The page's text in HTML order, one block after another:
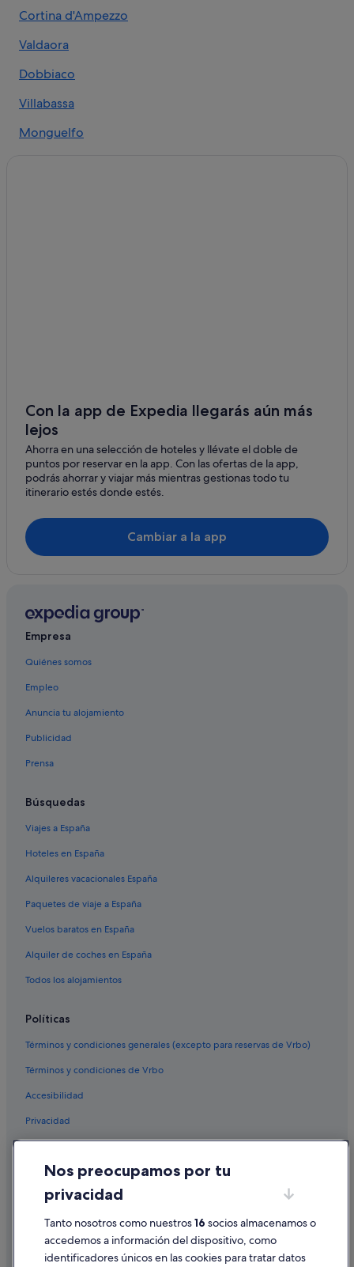
Cabañas en San Candido
Carbonin hoteles
Perca hoteles
Villabassa hoteles
Residences en San Candido
Hoteles con spa en Braies
Hoteles con spa en San Candido
Monguelfo hoteles
Rasun di Sopra hoteles
Casas privadas de vacaciones en San Candido
Rasun Anterselva hoteles
Hoteles con bar en San Candido
Cortina d'Ampezzo
Valdaora
Dobbiaco
Villabassa
Monguelfo
Con la app de Expedia llegarás aún más
lejos
Ahorra en una selección de hoteles y llévate el doble de
puntos por reservar en la app. Con las ofertas de la app,
podrás ahorrar y viajar más mientras gestionas todo tu
itinerario estés donde estés.
Cambiar a la app
Empresa
Quiénes somos
Empleo
Anuncia tu alojamiento
Publicidad
Prensa
Búsquedas
Viajes a España
Hoteles en España
Alquileres vacacionales España
Paquetes de viaje a España
Vuelos baratos en España
Alquiler de coches en España
Todos los alojamientos
Políticas
Términos y condiciones generales (excepto para reservas de Vrbo)
Términos y condiciones de Vrbo
Accesibilidad
Privacidad
Cookies
Condiciones de uso
Información legal/contacto
Pautas sobre el contenido y cómo denunciar contenido
Ayuda
Nos preocupamos por tu
privacidad
Tanto nosotros como nuestros16 socios almacenamos o
accedemos a información del dispositivo, como
identificadores únicos en las cookies para tratar datos